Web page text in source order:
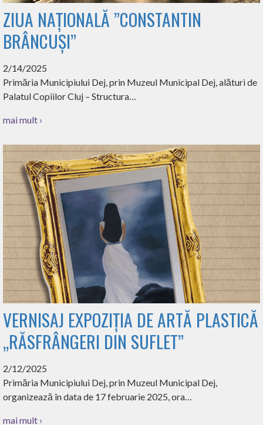
ZIUA NAȚIONALĂ ”CONSTANTIN
BRÂNCUȘI”
2/14/2025
Primăria Municipiului Dej, prin Muzeul Municipal Dej, alături de
Palatul Copiilor Cluj – Structura…
mai mult ›
VERNISAJ EXPOZIȚIA DE ARTĂ PLASTICĂ
„RĂSFRÂNGERI DIN SUFLET”
2/12/2025
Primăria Municipiului Dej, prin Muzeul Municipal Dej,
organizează în data de 17 februarie 2025, ora…
mai mult ›